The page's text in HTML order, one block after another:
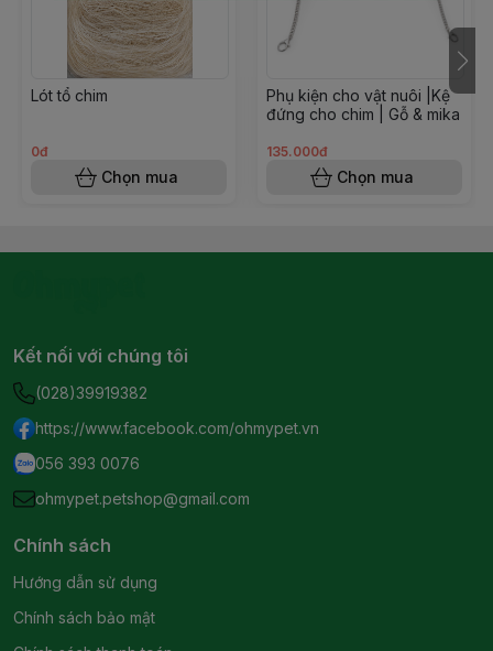
Lót tổ chim
0đ
Chọn mua
Phụ kiện cho vật nuôi |Kệ
đứng cho chim | Gỗ & mika
135.000đ
Chọn mua
Kết nối với chúng tôi
(028)39919382
https://www.facebook.com/ohmypet.vn
056 393 0076
ohmypet.petshop@gmail.com
Chính sách
Hướng dẫn sử dụng
Chính sách bảo mật